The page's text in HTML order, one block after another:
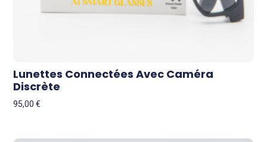
Lunettes Connectées Avec Caméra
Discrète
95,00€